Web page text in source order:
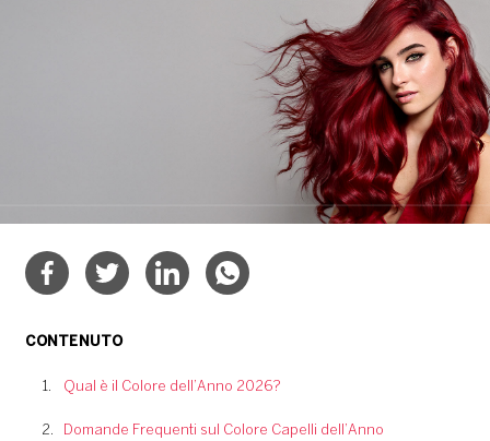
CONTENUTO
Qual è il Colore dell’Anno 2026?
Domande Frequenti sul Colore Capelli dell’Anno